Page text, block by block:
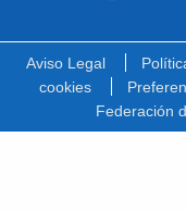
Aviso Legal
cookies
Federación